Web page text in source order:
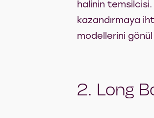
halinin
kazandırmaya
modellerini
2. Long